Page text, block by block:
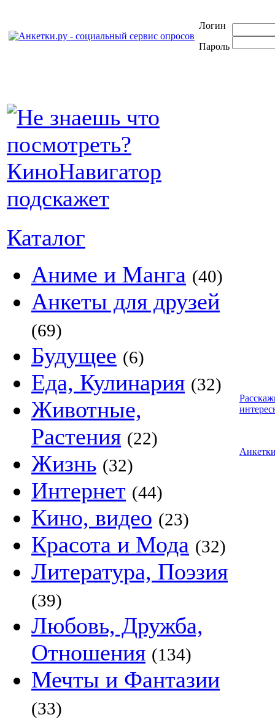
Логин
Пароль
Каталог
Аниме и Манга (40)
Анкеты для друзей
(69)
Будущее (6)
Еда, Кулинария (32)
Животные,
Растения (22)
Жизнь (32)
Интернет (44)
Кино, видео (23)
Красота и Мода (32)
Литература, Поэзия
(39)
Любовь, Дружба,
Отношения (134)
Мечты и Фантазии
(33)